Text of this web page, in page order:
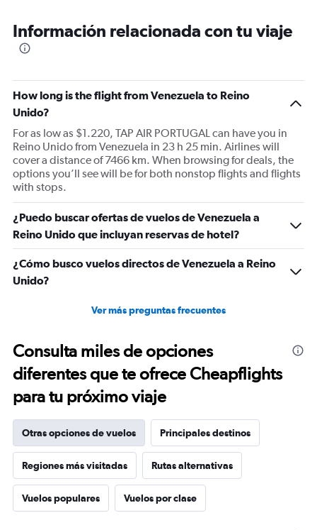
Información relacionada con tu viaje
How long is the flight from Venezuela to Reino
Unido?
For as low as $1.220, TAP AIR PORTUGAL can have you in
Reino Unido from Venezuela in 23 h 25 min. Airlines will
cover a distance of 7466 km. When browsing for deals, the
options you’ll see will be for both nonstop flights and flights
with stops.
¿Puedo buscar ofertas de vuelos de Venezuela a
Reino Unido que incluyan reservas de hotel?
¿Cómo busco vuelos directos de Venezuela a Reino
Unido?
Ver más preguntas frecuentes
Consulta miles de opciones
diferentes que te ofrece Cheapflights
para tu próximo viaje
Otras opciones de vuelos Principales destinos
Regiones más visitadas Rutas alternativas
Vuelos populares Vuelos por clase